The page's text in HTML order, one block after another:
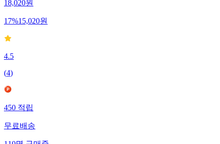
18,020원
17%15,020원
4.5
(4)
450적립
무료배송